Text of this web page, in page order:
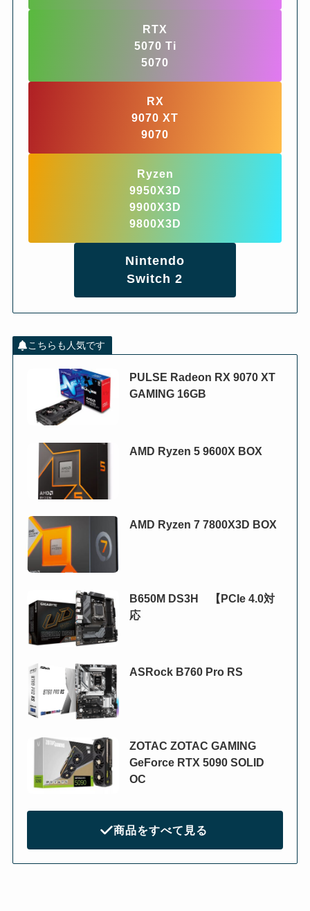
RTX
5070 Ti
5070
RX
9070 XT
9070
Ryzen
9950X3D
9900X3D
9800X3D
Nintendo
Switch 2
こちらも人気です
PULSE Radeon RX 9070 XT
GAMING 16GB
AMD Ryzen 5 9600X BOX
AMD Ryzen 7 7800X3D BOX
B650M DS3H 【PCIe 4.0対
応
ASRock B760 Pro RS
ZOTAC ZOTAC GAMING
GeForce RTX 5090 SOLID
OC
商品をすべて見る